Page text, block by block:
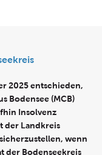
2025 entschieden,
Bodensee (MCB)
Insolvenz
der Landkreis
wenn
der Bodenseekreis